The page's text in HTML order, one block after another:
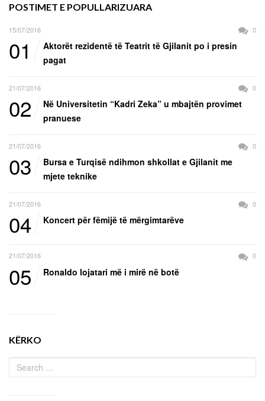
POSTIMET E POPULLARIZUARA
15/07/2016 0
01
Aktorët rezidentë të Teatrit të Gjilanit po i presin
pagat
21/07/2016 0
02
Në Universitetin “Kadri Zeka” u mbajtën provimet
pranuese
21/07/2016 0
03
Bursa e Turqisë ndihmon shkollat e Gjilanit me
mjete teknike
21/07/2016 0
04 Koncert për fëmijë të mërgimtarëve
21/07/2016 0
05 Ronaldo lojatari më i mirë në botë
KËRKO